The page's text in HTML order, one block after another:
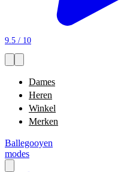
9.5 / 10
Dames
Heren
Winkel
Merken
Ballegooyen
modes